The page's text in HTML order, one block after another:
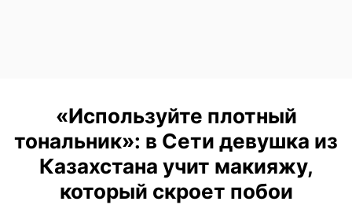
«Используйте плотный
тональник»: в Сети девушка из
Казахстана учит макияжу,
который скроет побои